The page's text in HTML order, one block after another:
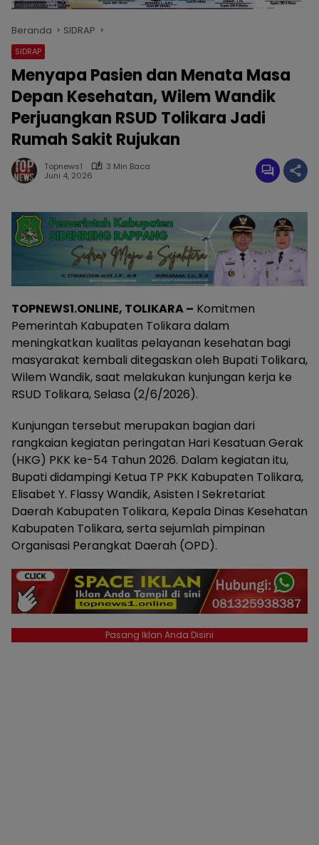
Beranda SIDRAP
SIDRAP
Menyapa Pasien dan Menata Masa
Depan Kesehatan, Wilem Wandik
Perjuangkan RSUD Tolikara Jadi
Rumah Sakit Rujukan
Topnews1
3 Min Baca
Juni 4, 2026
TOPNEWS1.ONLINE, TOLIKARA – Komitmen
Pemerintah Kabupaten Tolikara dalam
meningkatkan kualitas pelayanan kesehatan bagi
masyarakat kembali ditegaskan oleh Bupati Tolikara,
Wilem Wandik, saat melakukan kunjungan kerja ke
RSUD Tolikara, Selasa (2/6/2026).
Kunjungan tersebut merupakan bagian dari
rangkaian kegiatan peringatan Hari Kesatuan Gerak
(HKG) PKK ke-54 Tahun 2026. Dalam kegiatan itu,
Bupati didampingi Ketua TP PKK Kabupaten Tolikara,
Elisabet Y. Flassy Wandik, Asisten I Sekretariat
Daerah Kabupaten Tolikara, Kepala Dinas Kesehatan
Kabupaten Tolikara, serta sejumlah pimpinan
Organisasi Perangkat Daerah (OPD).
Pasang Iklan Anda Disini